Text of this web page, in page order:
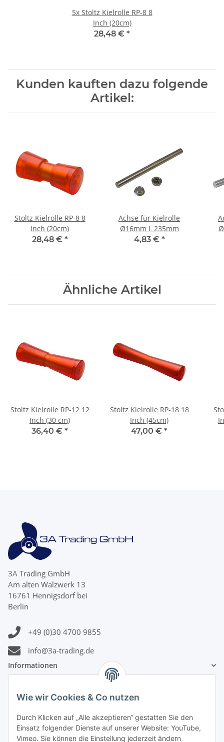
Wie wir Cookies & Co nutzen
Durch Klicken auf „Alle akzeptieren“ gestatten Sie den
Einsatz folgender Dienste auf unserer Website: YouTube,
Vimeo. Sie können die Einstellung jederzeit ändern
5x Stoltz Kielrolle RP-8 8
Inch (20cm)
28,48 € *
Kunden kauften dazu folgende
Artikel:
Stoltz Kielrolle RP-8 8
Inch (20cm)
28,48 € *
Achse für Kielrolle
Ø16mm L 235mm
4,83 € *
Ähnliche Artikel
Stoltz Kielrolle RP-12 12
Inch (30 cm)
36,40 € *
Stoltz Kielrolle RP-18 18
Inch (45cm)
47,00 € *
3A Trading GmbH
Am alten Walzwerk 13
16761 Hennigsdorf bei
Berlin
+49 (0)30 4700 9855
info@3a-trading.de
Informationen
Gesetzliche Informationen
Zahlungsinformationen